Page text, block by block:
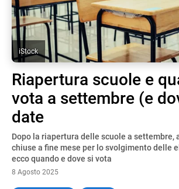
iStock
Riapertura scuole e
vota a settembre (e
date
Dopo la riapertura delle scuole a settembre,
chiuse a fine mese per lo svolgimento delle
ecco quando e dove si vota
8 Agosto 2025